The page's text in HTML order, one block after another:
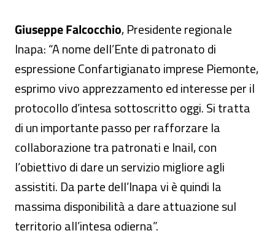
Giuseppe Falcocchio, Presidente regionale
Inapa: “A nome dell’Ente di patronato di
espressione Confartigianato imprese Piemonte,
esprimo vivo apprezzamento ed interesse per il
protocollo d’intesa sottoscritto oggi. Si tratta
di un importante passo per rafforzare la
collaborazione tra patronati e Inail, con
l’obiettivo di dare un servizio migliore agli
assistiti. Da parte dell’Inapa vi è quindi la
massima disponibilità a dare attuazione sul
territorio all’intesa odierna”.